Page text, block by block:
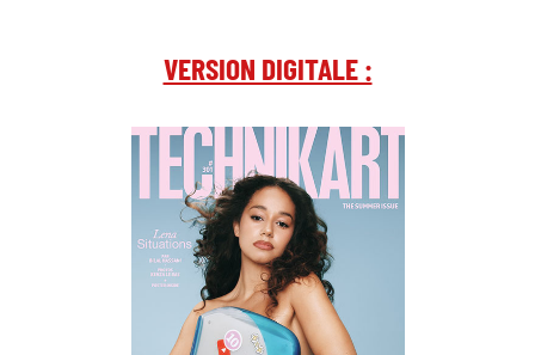
VERSION DIGITALE :